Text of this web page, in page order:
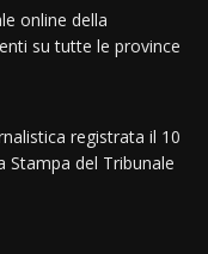
online della
su tutte le province
registrata il 10
Stampa del Tribunale